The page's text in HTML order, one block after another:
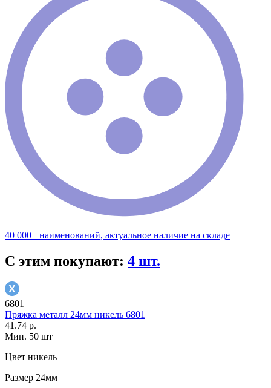
40 000+ наименований, актуальное наличие на складе
С этим покупают: 4 шт.
6801
Пряжка металл 24мм никель 6801
41.74 р.
Мин. 50 шт
Цвет никель
Размер 24мм